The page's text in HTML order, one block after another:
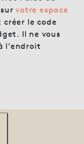
survotre espace
le code
Il ne vous
l’endroit